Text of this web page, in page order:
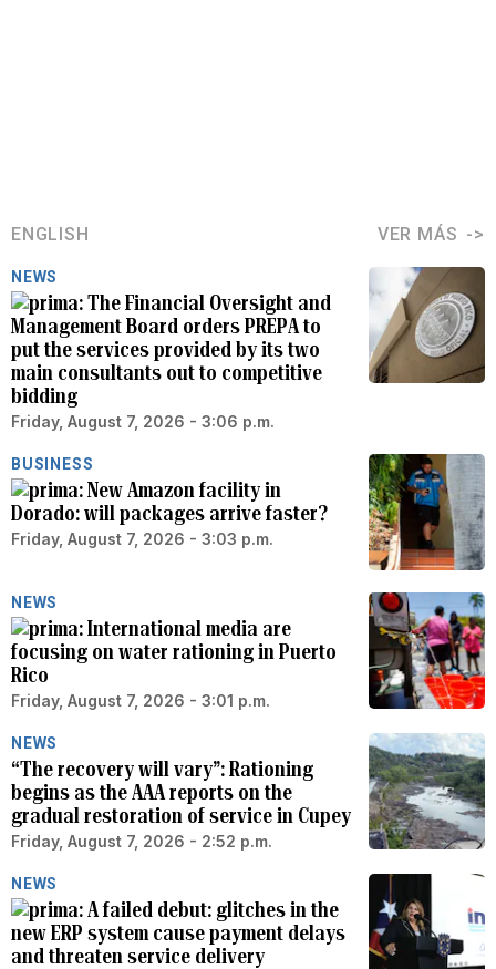
ENGLISH VER MÁS
NEWS
The Financial Oversight and
Management Board orders PREPA to
put the services provided by its two
main consultants out to competitive
bidding
Friday, August 7, 2026 - 3:06 p.m.
BUSINESS
New Amazon facility in
Dorado: will packages arrive faster?
Friday, August 7, 2026 - 3:03 p.m.
NEWS
International media are
focusing on water rationing in Puerto
Rico
Friday, August 7, 2026 - 3:01 p.m.
NEWS
“The recovery will vary”: Rationing
begins as the AAA reports on the
gradual restoration of service in Cupey
Friday, August 7, 2026 - 2:52 p.m.
NEWS
A failed debut: glitches in the
new ERP system cause payment delays
and threaten service delivery